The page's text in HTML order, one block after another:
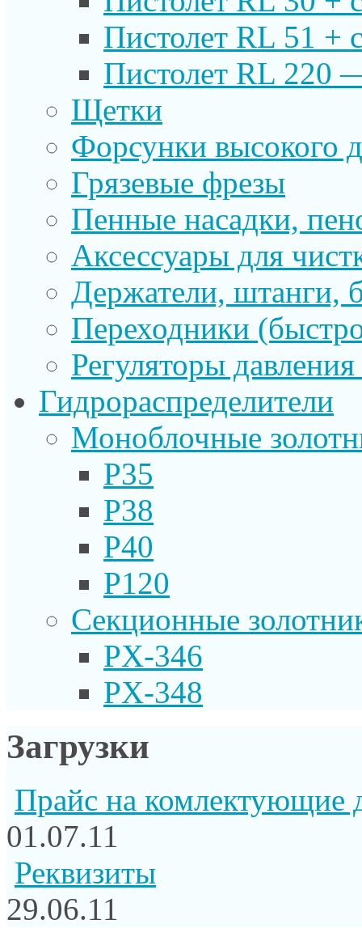
Пистолет RL 51 +
Пистолет RL 220
Щетки
Форсунки высокого
Грязевые фрезы
Пенные насадки,
Аксессуары для
Держатели, штанги,
Переходники
Регуляторы
Гидрораспределители
Моноблочные
P35
P38
P40
P120
Секционные
PX-346
PX-348
Загрузки
Прайс на комлектующие
01.07.11
Реквизиты
29.06.11